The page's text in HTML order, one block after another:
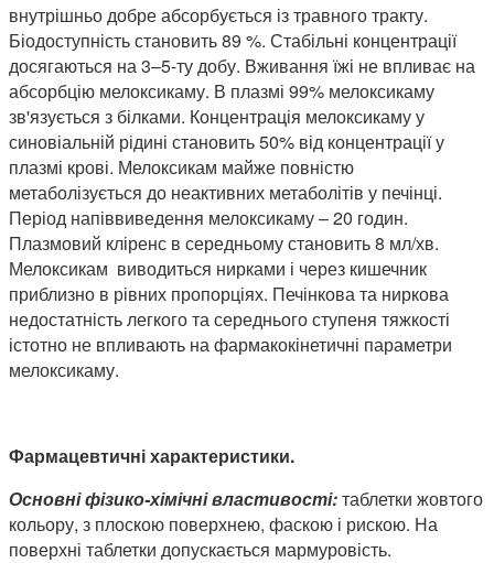
внутрішньо добре абсорбується із травного тракту.
Біодоступність становить 89 %. Стабільні концентрації
досягаються на 3–5-ту добу. Вживання їжі не впливає на
абсорбцію мелоксикаму. В плазмі 99% мелоксикаму
зв'язується з білками. Концентрація мелоксикаму у
синовіальній рідині становить 50% від концентрації у
плазмі крові. Мелоксикам майже повністю
метаболізується до неактивних метаболітів у печінці.
Період напіввиведення мелоксикаму – 20 годин.
Плазмовий кліренс в середньому становить 8 мл/хв.
Мелоксикам виводиться нирками і через кишечник
приблизно в рівних пропорціях. Печінкова та ниркова
недостатність легкого та середнього ступеня тяжкості
істотно не впливають на фармакокінетичні параметри
мелоксикаму.
Фармацевтичні характеристики.
Основні фізико-хімічні властивості:таблетки жовтого
кольору, з плоскою поверхнею, фаскою і рискою. На
поверхні таблетки допускається мармуровість.